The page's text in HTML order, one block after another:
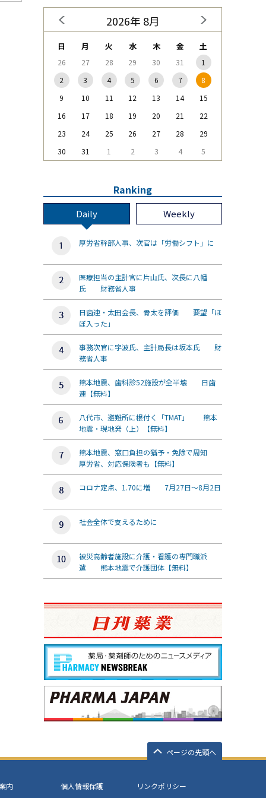
2026年 8月
日 月 火 水 木 金 土
26 27 28 29 30 31
1
2
3 4 5 6 7
8
9
10 11 12 13 14
15
16
17 18 19 20 21
22
23
24 25 26 27 28
29
30
31 1 2 3 4 5
Ranking
Daily Weekly
厚労省幹部人事、次官は「労働シフト」に
医療担当の主計官に片山氏、次長に八幡
氏 財務省人事
日歯連・太田会長、骨太を評価 要望「ほ
ぼ入った」
事務次官に宇波氏、主計局長は坂本氏 財
務省人事
熊本地震、歯科診52施設が全半壊 日歯
連【無料】
八代市、避難所に根付く「TMAT」 熊本
地震・現地発（上）【無料】
熊本地震、窓口負担の猶予・免除で周知
厚労省、対応保険者も【無料】
コロナ定点、1.70に増 7月27日～8月2日
社会全体で支えるために
被災高齢者施設に介護・看護の専門職派
遣 熊本地震で介護団体【無料】
ページの先頭へ
内 個人情報保護
リンクポリシー